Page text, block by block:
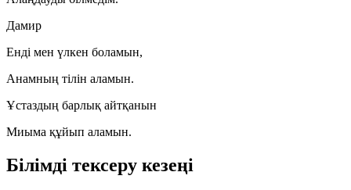
Дамир
Енді мен үлкен боламын,
Анамның тілін аламын.
Ұстаздың барлық айтқанын
Миыма құйып аламын.
Білімді тексеру кезеңі